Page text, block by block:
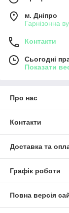
м. Дніпро
Гарнізонна
Контакти
Сьогодні
Показати
Про нас
Контакти
Доставка та
Графік роботи
Повна версія